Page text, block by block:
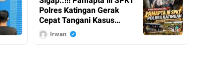
Polres Katingan Gerak
Cepat Tangani Kasus
Penganiayaan
Irwan